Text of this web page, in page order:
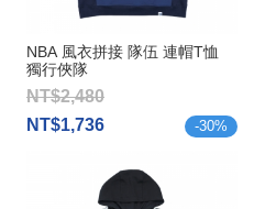
NBA 風衣拼接 隊伍 連帽T恤
獨行俠隊
NT$2,480
NT$1,736
-30%